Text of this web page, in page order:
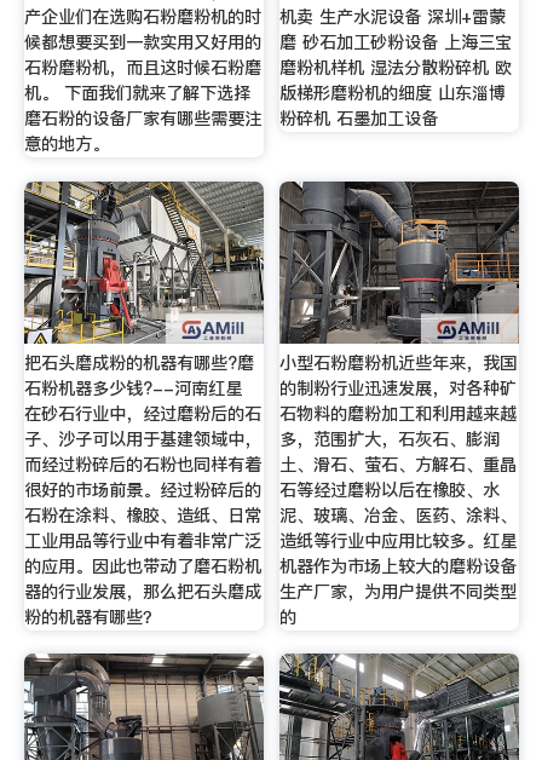
产企业们在选购石粉磨粉机的时
候都想要买到一款实用又好用的
石粉磨粉机，而且这时候石粉磨
机。 下面我们就来了解下选择
磨石粉的设备厂家有哪些需要注
意的地方。
机卖 生产水泥设备 深圳+雷蒙
磨 砂石加工砂粉设备 上海三宝
磨粉机样机 湿法分散粉碎机 欧
版梯形磨粉机的细度 山东淄博
粉碎机 石墨加工设备
把石头磨成粉的机器有哪些?磨
石粉机器多少钱?--河南红星
在砂石行业中，经过磨粉后的石
子、沙子可以用于基建领域中，
而经过粉碎后的石粉也同样有着
很好的市场前景。经过粉碎后的
石粉在涂料、橡胶、造纸、日常
工业用品等行业中有着非常广泛
的应用。因此也带动了磨石粉机
器的行业发展，那么把石头磨成
粉的机器有哪些？
小型石粉磨粉机近些年来，我国
的制粉行业迅速发展，对各种矿
石物料的磨粉加工和利用越来越
多，范围扩大，石灰石、膨润
土、滑石、萤石、方解石、重晶
石等经过磨粉以后在橡胶、水
泥、玻璃、冶金、医药、涂料、
造纸等行业中应用比较多。红星
机器作为市场上较大的磨粉设备
生产厂家，为用户提供不同类型
的